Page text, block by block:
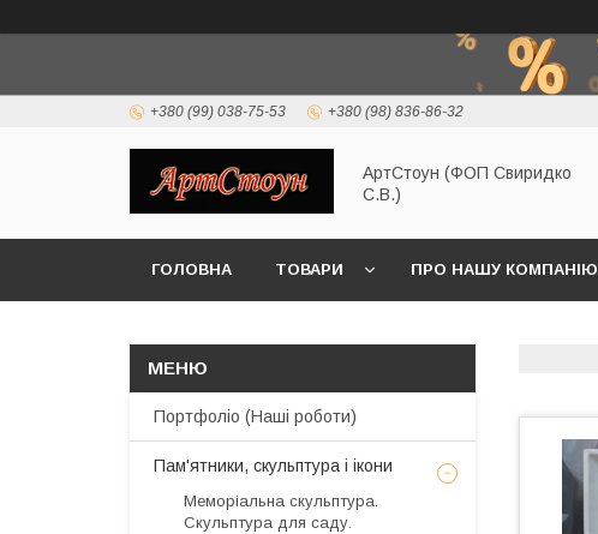
+380 (99) 038-75-53 +380 (98) 836-86-32
АртСтоун (ФОП Свиридко
С.В.)
ГОЛОВНА ТОВАРИ ПРО НАШУ КОМПАНІЮ
Портфоліо (Наші роботи)
Пам'ятники, скульптура і ікони
Меморіальна скульптура.
Скульптура для саду.